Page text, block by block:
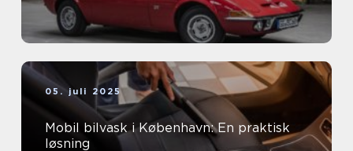
05. juli 2025
Mobil bilvask i København: En praktisk
løsning